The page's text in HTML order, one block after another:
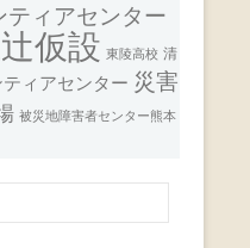
ティアセンター
仮設 東陵高校 清
ィアセンター 災害
被災地障害者センター熊本